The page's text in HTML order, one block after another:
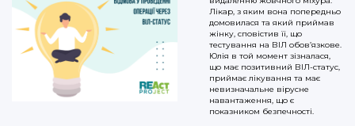
Лікар, з яким вона попередньо
домовилася та який приймав
жінку, сповістив її, що
тестування на ВІЛ обов’язкове.
Юлія в той момент зізналася,
що має позитивний ВІЛ-статус,
приймає лікування та має
невизначальне вірусне
навантаження, що є
показником безпечності.